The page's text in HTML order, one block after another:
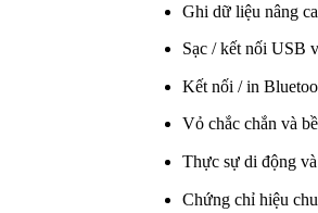
Ghi dữ liệu nâng
Sạc / kết nối USB
Kết nối / in
Vỏ chắc chắn và
Thực sự di động
Chứng chỉ hiệu